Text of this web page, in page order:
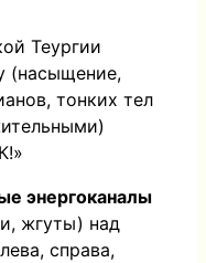
Теургии
(насыщение,
тонких тел
энергоканалы
жгуты) над
справа,